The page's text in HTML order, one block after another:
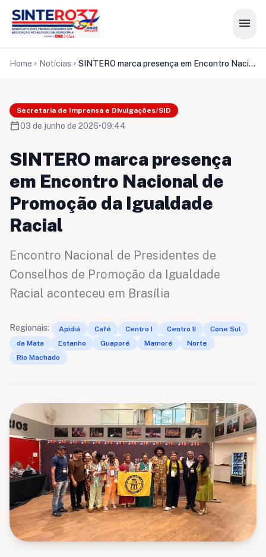
menu
Home chevron_right Notícias chevron_right SINTERO marca presença em Encontro Nacional de Promoção da Igualdade Racial
Secretaria de Imprensa e Divulgações/SID
calendar_today03 de junho de 2026•09:44
SINTERO marca presença
em Encontro Nacional de
Promoção da Igualdade
Racial
Encontro Nacional de Presidentes de
Conselhos de Promoção da Igualdade
Racial aconteceu em Brasília
Regionais: Apidiá Café Centro I Centro II
Cone Sul
da Mata
Estanho Guaporé Mamoré
Norte
Rio Machado